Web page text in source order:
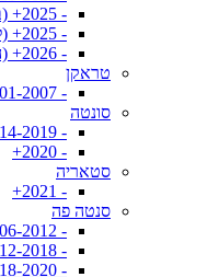
- 2025+ (בנזין)
- 2025+ (לונג הייבריד)
- 2026+ (הייבריד)
טראקן
- 2001-2007
סונטה
- 2014-2019
- 2020+
סטאריה
- 2021+
סנטה פה
- 2006-2012
- 2012-2018
- 2018-2020